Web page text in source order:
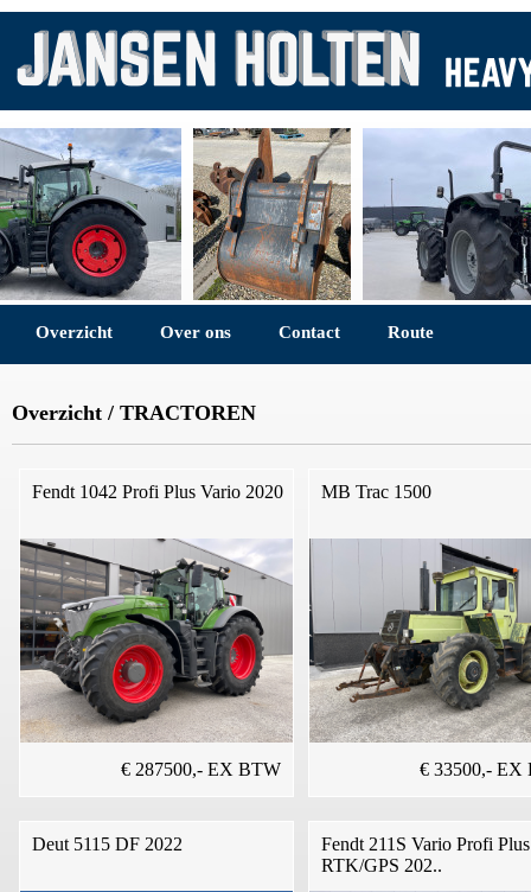
Overzicht Over ons Contact Route
Overzicht / TRACTOREN
Fendt 1042 Profi Plus Vario 2020
€ 287500,- EX BTW
MB Trac 1500
€ 33500,- EX
Deut 5115 DF 2022
Fendt 211S Vario Profi
RTK/GPS 202..